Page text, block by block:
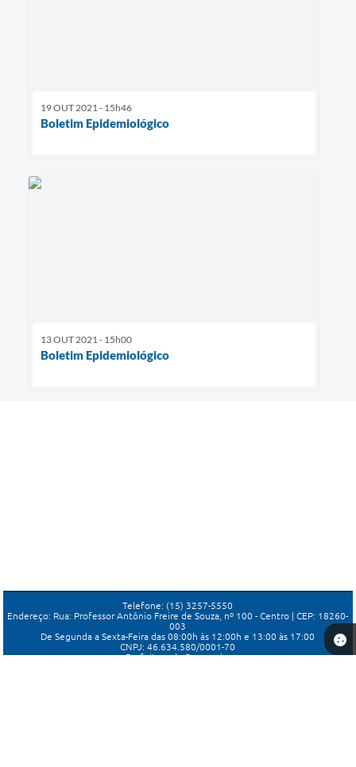
19 OUT 2021 - 15h46
Boletim Epidemiológico
13 OUT 2021 - 15h00
Boletim Epidemiológico
Telefone: (15) 3257-5550
Endereço: Rua: Professor Antônio Freire de Souza, nº 100 - Centro | CEP: 18260-
003
De Segunda a Sexta-Feira das 08:00h às 12:00h e 13:00 às 17:00
CNPJ: 46.634.580/0001-70
Prefeitura de Porangaba